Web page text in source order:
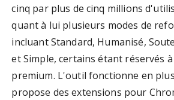
cinq par plus de cinq millions
quant à lui plusieurs modes de
incluant Standard, Humanisé,
et Simple, certains étant réservés
premium. L'outil fonctionne en
propose des extensions pour